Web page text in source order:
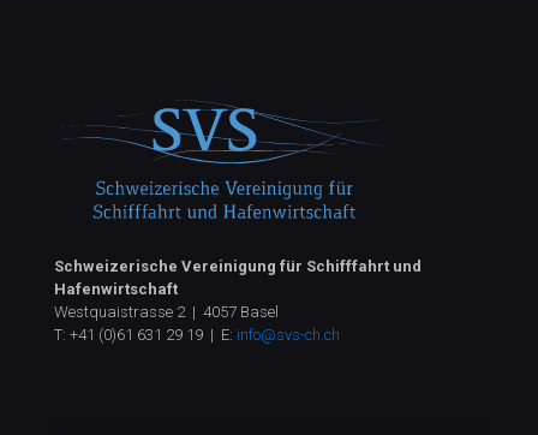
Schweizerische Vereinigung für Schifffahrt und
Hafenwirtschaft
Westquaistrasse 2 | 4057 Basel
T: +41 (0)61 631 29 19 | E: info@svs-ch.ch